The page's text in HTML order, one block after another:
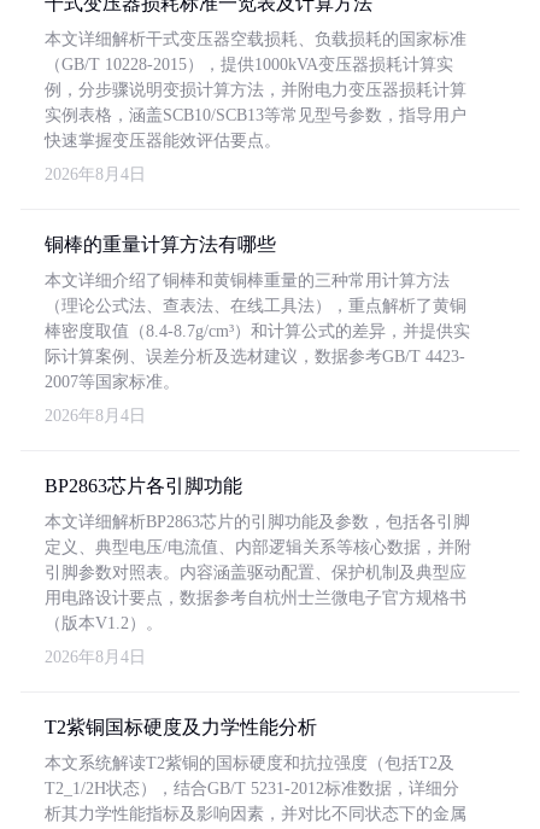
本文详细解析干式变压器空载损耗、负载损耗的国家标准
（GB/T 10228-2015），提供1000kVA变压器损耗计算实
例，分步骤说明变损计算方法，并附电力变压器损耗计算
实例表格，涵盖SCB10/SCB13等常见型号参数，指导用户
快速掌握变压器能效评估要点。
2026年8月4日
铜棒的重量计算方法有哪些
本文详细介绍了铜棒和黄铜棒重量的三种常用计算方法
（理论公式法、查表法、在线工具法），重点解析了黄铜
棒密度取值（8.4-8.7g/cm³）和计算公式的差异，并提供实
际计算案例、误差分析及选材建议，数据参考GB/T 4423-
2007等国家标准。
2026年8月4日
BP2863芯片各引脚功能
本文详细解析BP2863芯片的引脚功能及参数，包括各引脚
定义、典型电压/电流值、内部逻辑关系等核心数据，并附
引脚参数对照表。内容涵盖驱动配置、保护机制及典型应
用电路设计要点，数据参考自杭州士兰微电子官方规格书
（版本V1.2）。
2026年8月4日
T2紫铜国标硬度及力学性能分析
本文系统解读T2紫铜的国标硬度和抗拉强度（包括T2及
T2_1/2H状态），结合GB/T 5231-2012标准数据，详细分
析其力学性能指标及影响因素，并对比不同状态下的金属